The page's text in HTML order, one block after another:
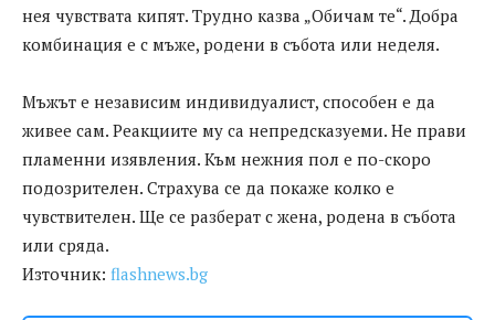
нея чувствата кипят. Трудно казва „Обичам те“. Добра
комбинация е с мъже, родени в събота или неделя.
Мъжът е независим индивидуалист, способен е да
живее сам. Реакциите му са непредсказуеми. Не прави
пламенни изявления. Към нежния пол е по-скоро
подозрителен. Страхува се да покаже колко е
чувствителен. Ще се разберат с жена, родена в събота
или сряда.
Източник: flashnews.bg